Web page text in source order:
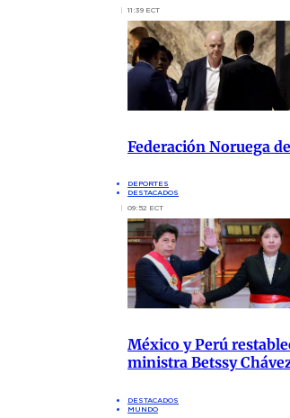
11:39 ECT
Federación Noruega
DEPORTES
DESTACADOS
09:52 ECT
México y Perú
ministra Betssy
DESTACADOS
MUNDO